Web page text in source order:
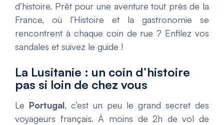
d’histoire. Prêt pour une aventure tout près de la
France, où l’Histoire et la gastronomie se
rencontrent à chaque coin de rue ? Enfilez vos
sandales et suivez le guide !
La Lusitanie : un coin d’histoire
pas si loin de chez vous
Le Portugal, c’est un peu le grand secret des
voyageurs français. À moins de 2h de vol de